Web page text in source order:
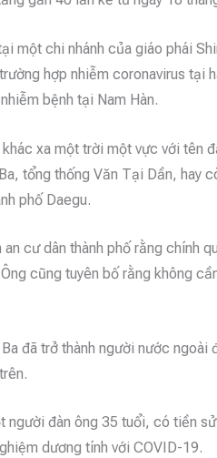
một chi nhánh của giáo phái
hợp nhiễm coronavirus tại
bệnh tại Nam Hàn.
xa một trời một vực với tên
tổng thống Văn Tại Dần, hay
phố Daegu.
cư dân thành phố rằng chính
cũng tuyên bố rằng không
đã trở thành người nước
người đàn ông 35 tuổi, có tiền
dương tính với COVID-19.